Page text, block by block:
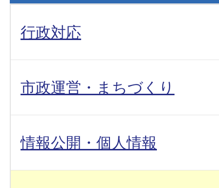
行政対応
市政運営・まちづくり
情報公開・個人情報